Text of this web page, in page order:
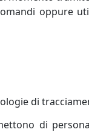
PLAFONIERA A
oppure
di
di